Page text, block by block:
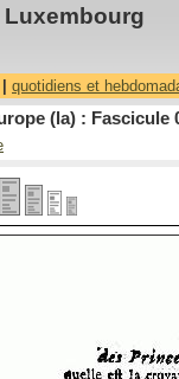
quotidiens et
(la) : Fascicule